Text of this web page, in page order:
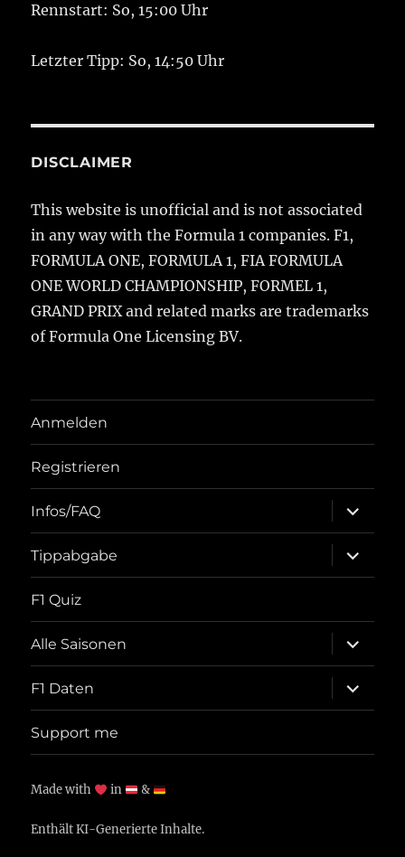
Rennstart: So, 15:00 Uhr
Letzter Tipp: So, 14:50 Uhr
DISCLAIMER
This website is unofficial and is not associated
in any way with the Formula 1 companies. F1,
FORMULA ONE, FORMULA 1, FIA FORMULA
ONE WORLD CHAMPIONSHIP, FORMEL 1,
GRAND PRIX and related marks are trademarks
of Formula One Licensing BV.
Anmelden
Registrieren
Infos/FAQ
öffnen
Tippabgabe
öffnen
F1 Quiz
Alle Saisonen
öffnen
F1 Daten
öffnen
Support me
Made with in &
Enthält KI-Generierte Inhalte.